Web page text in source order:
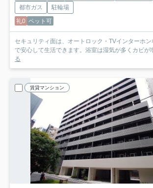
都市ガス
駐輪場
礼0 ペット可
セキュリティ面は、オートロック・TVインターホ
で安心して生活できます。浴室は湿気が多くカビが
る
賃貸マンション